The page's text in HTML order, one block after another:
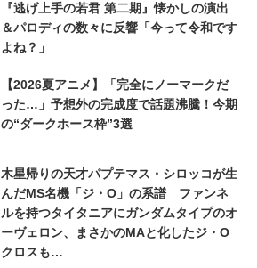
『逃げ上手の若君 第二期』懐かしの演出
＆パロディの数々に反響「今って令和です
よね？」
【2026夏アニメ】「完全にノーマークだ
った…」予想外の完成度で話題沸騰！今期
の“ダークホース枠”3選
木星帰りの天才パプテマス・シロッコが生
んだMS名機「ジ・O」の系譜 ファンネ
ルを持つタイタニアにガンダムタイプのオ
ーヴェロン、まさかのMAと化したジ・O
クロスも…